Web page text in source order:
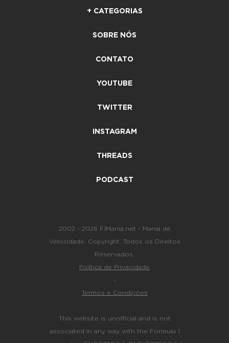
+ CATEGORIAS
SOBRE NÓS
CONTATO
YOUTUBE
TWITTER
INSTAGRAM
THREADS
PODCAST
2002 - 2026 F1Mania.net - Mania de
Velocidade. Copyright. Todos os Direitos
Reservados.
Política de Privacidade
-
Termos e Condições
This website is unofficial and is not
associated in any way with the Formula 1